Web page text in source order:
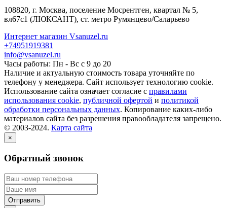
108820, г. Москва, поселение Мосрентген, квартал № 5,
вл67с1 (ЛЮКСАНТ), ст. метро Румянцево/Саларьево
Интернет магазин Vsanuzel.ru
+74951919381
info@vsanuzel.ru
Часы работы: Пн - Вс с 9 до 20
Наличие и актуальную стоимость товара уточняйте по
телефону у менеджера. Сайт использует технологию cookie.
Использование сайта означает согласие с правилами
использования cookie, публичной офертой и политикой
обработки персональных данных. Копирование каких-либо
материалов сайта без разрешения правообладателя запрещено.
© 2003-2024. Карта сайта
×
Обратный звонок